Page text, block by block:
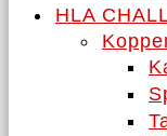
HLA